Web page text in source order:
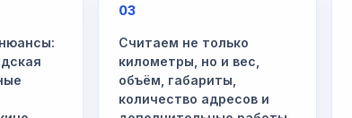
03
Считаем не только
километры, но и вес,
объём, габариты,
количество адресов и